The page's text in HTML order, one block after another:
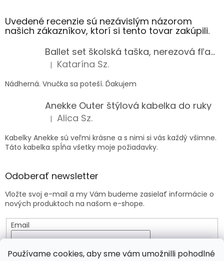
Používame cookies, aby sme vám umožnilli pohodlné
Uvedené recenzie sú nezávislým názorom
našich zákazníkov, ktorí si tento tovar zakúpili.
Ballet set školská taška, nerezová fľaša a plný peračník s motívom baletky pre dievča
Hodnotenie produktu je 5 z 5 hviezdičiek.
| Katarína Sz.
Nádherná. Vnučka sa poteší. Ďakujem
Anekke Outer štýlová kabelka do ruky
Hodnotenie produktu je 5 z 5 hviezdičiek.
| Alica Sz.
Kabelky Anekke sú veľmi krásne a s nimi si vás každý všimne.
Táto kabelka spĺňa všetky moje požiadavky.
Odoberať newsletter
Vložte svoj e-mail a my Vám budeme zasielať informácie o
nových produktoch na našom e-shope.
Email
osobných údajov